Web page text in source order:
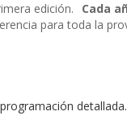
edición. Cada
para toda la
detallada.